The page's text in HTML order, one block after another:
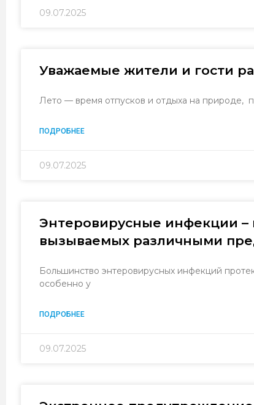
09.07.2025
Уважаемые жители и гости
Лето — время отпусков и отдыха на природе,
ПОДРОБНЕЕ
09.07.2025
Энтеровирусные инфекции –
вызываемых различными
Большинство энтеровирусных инфекций
особенно у
ПОДРОБНЕЕ
09.07.2025